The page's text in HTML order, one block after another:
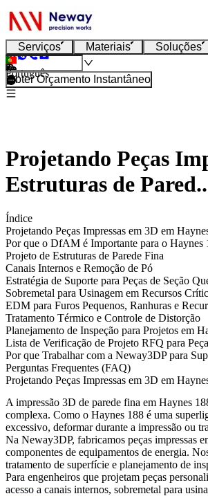
Serviços Materiais Soluções
Português
Obter Orçamento Instantâneo
Projetando Peças
Estruturas de
Índice
Projetando Peças Impressas em 3D em
Por que o DfAM é Importante para o Haynes
Projeto de Estruturas de Parede Fina
Canais Internos e Remoção de Pó
Estratégia de Suporte para Peças de Seção
Sobremetal para Usinagem em Recursos
EDM para Furos Pequenos, Ranhuras e
Tratamento Térmico e Controle de Distorção
Planejamento de Inspeção para Projetos em
Lista de Verificação de Projeto RFQ para
Por que Trabalhar com a Neway3DP para
Perguntas Frequentes (FAQ)
Projetando Peças Impressas em 3D em
A impressão 3D de parede fina em Haynes
complexa. Como o Haynes 188 é uma
excessivo, deformar durante a impressão ou
Na Neway3DP, fabricamos peças impressas
componentes de equipamentos de energia.
tratamento de superfície e planejamento de
Para engenheiros que projetam peças
acesso a canais internos, sobremetal para